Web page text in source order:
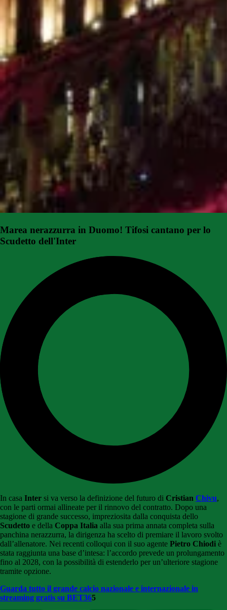
Marea nerazzurra in Duomo! Tifosi cantano per lo
Scudetto dell'Inter
In casa Inter si va verso la definizione del futuro di Cristian Chivu,
con le parti ormai allineate per il rinnovo del contratto. Dopo una
stagione di grande successo, impreziosita dalla conquista dello
Scudetto e della Coppa Italia alla sua prima annata completa sulla
panchina nerazzurra, la dirigenza ha scelto di premiare il lavoro svolto
dall’allenatore. Nei recenti colloqui con il suo agente Pietro Chiodi è
stata raggiunta una base d’intesa: l’accordo prevede un prolungamento
fino al 2028, con la possibilità di estenderlo per un’ulteriore stagione
tramite opzione.
Guarda tutto il grande calcio nazionale e internazionale in
streaming gratis su BET365